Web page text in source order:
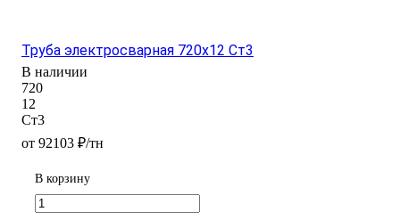
Труба электросварная 720х12 Ст3
В наличии
720
12
Ст3
от 92103 ₽/тн
В корзину